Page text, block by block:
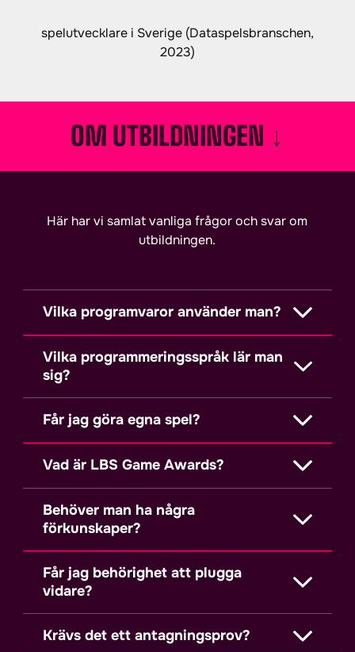
spelutvecklare i Sverige (Dataspelsbranschen,
2023)
OM UTBILDNINGEN ↓
Här har vi samlat vanliga frågor och svar om
utbildningen.
Vilka programvaror använder man?
Vilka programmeringsspråk lär man
sig?
Får jag göra egna spel?
Vad är LBS Game Awards?
Behöver man ha några
förkunskaper?
Får jag behörighet att plugga
vidare?
Krävs det ett antagningsprov?